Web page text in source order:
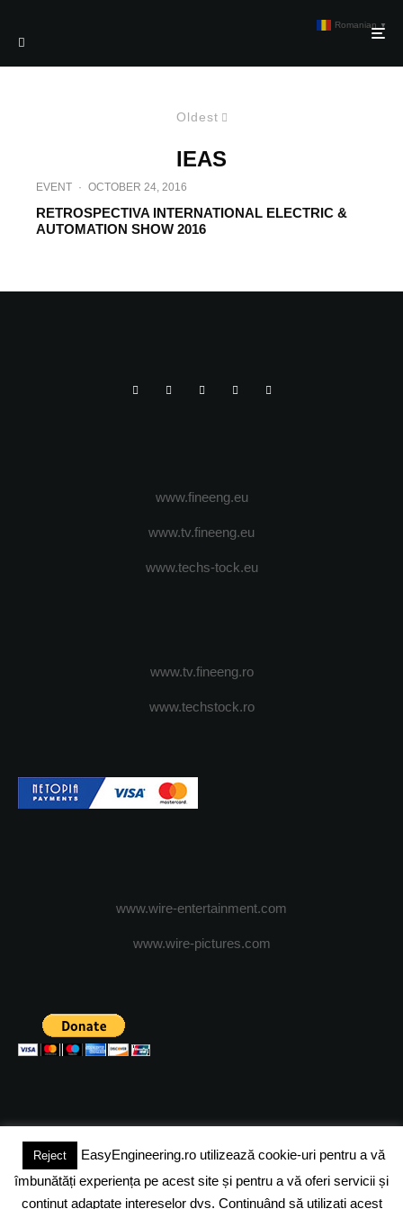
Oldest
IEAS
EVENT · OCTOBER 24, 2016
RETROSPECTIVA INTERNATIONAL ELECTRIC &
AUTOMATION SHOW 2016
www.fineeng.eu
www.tv.fineeng.eu
www.techs-tock.eu
www.tv.fineeng.ro
www.techstock.ro
www.wire-entertainment.com
www.wire-pictures.com
(c) 2024 - FineEngineeringMagazine. All rights reserved.
DESPRE NOI ADVERTISING JOBS DESPRE COOKIES
Reject
EasyEngineering.ro utilizează cookie-uri pentru a vă
îmbunătăți experiența pe acest site și pentru a vă oferi servicii și
conținut adaptate intereselor dvs. Continuând să utilizați acest
Romanian ▼